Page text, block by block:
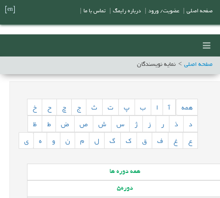
صفحه اصلی نمایه نویسندگان
همه ب پ ت ث ج چ ح
خ
د
ذ ر ز ژ س ش ص ض ط
ظ
ع
غ ف ق ک گ ل م ن و ه ی
همه دوره ها
دوره5
صفحه اصلی عضویت/ ورود درباره رایمگ تماس با ما